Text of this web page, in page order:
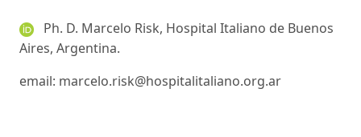
Ph. D. Marcelo Risk, Hospital Italiano de Buenos
Aires, Argentina.
email: marcelo.risk@hospitalitaliano.org.ar